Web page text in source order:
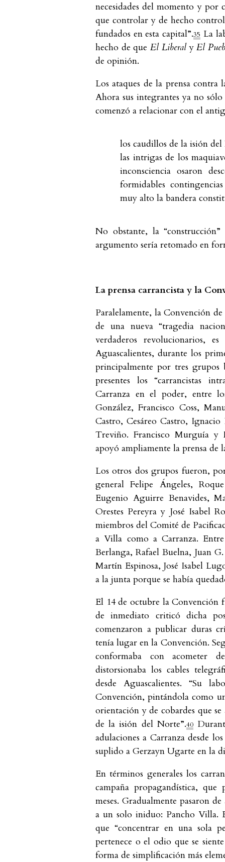
necesidades del momento y por
que controlar y de hecho
fundados en esta capital”.35 La
hecho de queEl LiberalyEl
de opinión.
Los ataques de la prensa
Ahora sus integrantes ya no
comenzó a relacionar con el
los caudillos de la isión
las intrigas de los
inconsciencia osaron
formidables
muy alto la bandera
No obstante, la “construcción”
argumento sería retomado en
La prensa carrancista y la
Paralelamente, la Convención de
de una nueva “tragedia
verdaderos revolucionarios,
Aguascalientes, durante los
principalmente por tres
presentes los “carrancistas
Carranza en el poder, entre
González, Francisco Coss,
Castro, Cesáreo Castro,
Treviño. Francisco Murguía y
apoyó ampliamente la prensa de
Los otros dos grupos fueron,
general Felipe Ángeles,
Eugenio Aguirre Benavides,
Orestes Pereyra y José Isabel
miembros del Comité de
a Villa como a Carranza.
Berlanga, Rafael Buelna, Juan
Martín Espinosa, José Isabel
a la junta porque se había
El 14 de octubre la Convención
de inmediato criticó dicha
comenzaron a publicar duras
tenía lugar en la Convención.
conformaba con acometer
distorsionaba los cables
desde Aguascalientes. “Su
Convención, pintándola como
orientación y de cobardes que
de la isión del Norte”.40
adulaciones a Carranza desde
suplido a Gerzayn Ugarte en la
En términos generales los
campaña propagandística,
meses. Gradualmente pasaron
a un solo iniduo: Pancho Villa.
que “concentrar en una sola
pertenece o el odio que se
forma de simplificación más